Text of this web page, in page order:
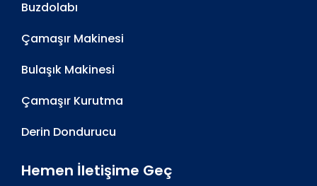
Buzdolabı
Çamaşır Makinesi
Bulaşık Makinesi
Çamaşır Kurutma
Derin Dondurucu
Hemen İletişime Geç